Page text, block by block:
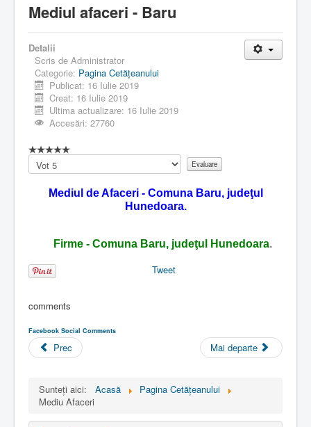
Mediul afaceri - Baru
Detalii
Scris de Administrator
Categorie: Pagina Cetăţeanului
Publicat: 16 Iulie 2019
Creat: 16 Iulie 2019
Ultima actualizare: 16 Iulie 2019
Accesări: 27760
Vă
rugăm
evaluațiMediul de Afaceri - Comuna Baru, judeţul
Hunedoara.
Firme - Comuna Baru, judeţul Hunedoara.
Tweet
comments
Facebook Social Comments
Prec Mai departe
Sunteți aici: Acasă
Pagina Cetăţeanului
Mediu Afaceri